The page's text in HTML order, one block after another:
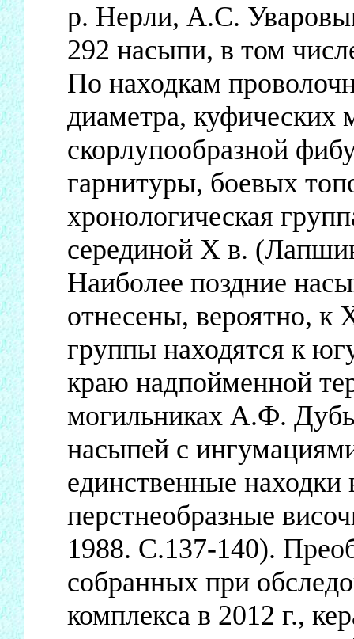
р. Нерли, А.С.
292 насыпи, в том
По находкам
диаметра, куфических
скорлупообразной
гарнитуры, боевых
хронологическая
серединой X в.
Наиболее поздние
отнесены, вероятно,
группы находятся к
краю надпойменной
могильниках А.Ф.
насыпей с
единственные находки
перстнеобразные
1988. С.137-140).
собранных при
комплекса в 2012 г.,